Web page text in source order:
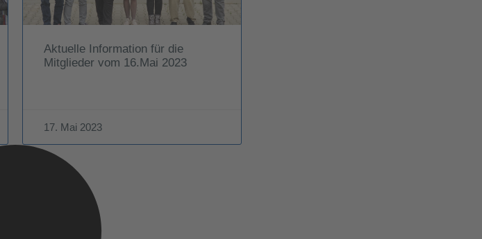
Aktuelle Information für die
Mitglieder vom 16.Mai 2023
17. Mai 2023